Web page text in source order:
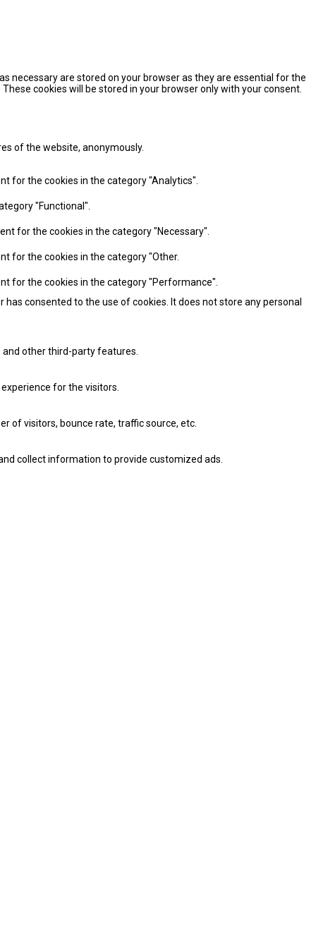
necessary are stored on your browser as they are essential for the
cookies will be stored in your browser only with your consent.
of the website, anonymously.
for the cookies in the category "Analytics".
"Functional".
for the cookies in the category "Necessary".
for the cookies in the category "Other.
for the cookies in the category "Performance".
consented to the use of cookies. It does not store any personal
other third-party features.
for the visitors.
of visitors, bounce rate, traffic source, etc.
collect information to provide customized ads.